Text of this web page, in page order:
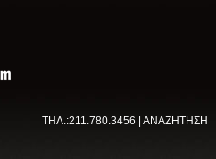
ΤΗΛ.:211.780.3456 | ΑΝΑΖΗΤΗΣΗ